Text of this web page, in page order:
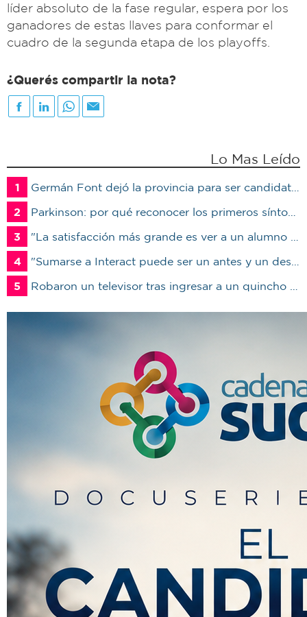
líder absoluto de la fase regular, espera por los
ganadores de estas llaves para conformar el
cuadro de la segunda etapa de los playoffs.
¿Querés compartir la nota?
Lo Mas Leído
1
Germán Font dejó la provincia para ser candidato en Marcos Juárez
2
Parkinson: por qué reconocer los primeros síntomas puede cambiar la calidad de vida del paciente
3
"La satisfacción más grande es ver a un alumno trabajando": Jorge Vicente se jubiló luego de 38 años en el IPET51
4
"Sumarse a Interact puede ser un antes y un después en la vida de un joven"
5
Robaron un televisor tras ingresar a un quincho en una vivienda de Marcos Juárez